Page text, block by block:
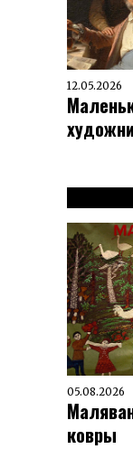
12.05.2026
05.08.2026
ковры